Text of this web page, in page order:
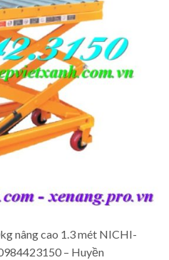
nâng cao 1.3 mét NICHI-
– Huyền